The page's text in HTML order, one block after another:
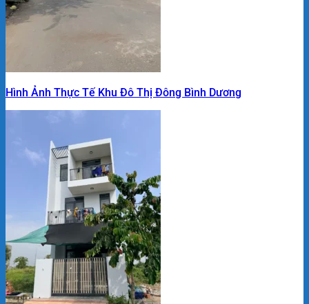
Hình Ảnh Thực Tế Khu Đô Thị Đông Bình Dương